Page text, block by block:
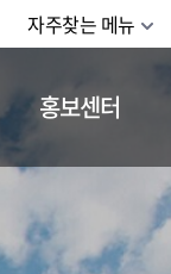
자주찾는 메뉴
홍보센터